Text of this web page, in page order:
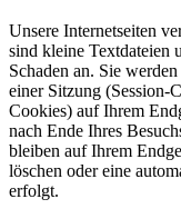
Unsere Internetseiten
sind kleine Textdateien
Schaden an. Sie
einer Sitzung (Session-
Cookies) auf Ihrem
nach Ende Ihres
bleiben auf Ihrem
löschen oder eine
erfolgt.